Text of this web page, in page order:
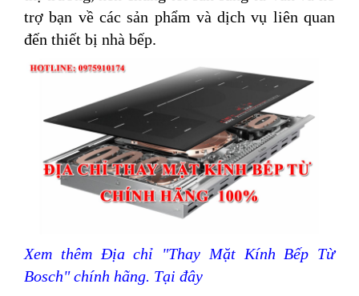
trợ bạn về các sản phẩm và dịch vụ liên quan
đến thiết bị nhà bếp.
Xem thêm Địa chỉ "Thay Mặt Kính Bếp Từ
Bosch" chính hãng. Tại đây